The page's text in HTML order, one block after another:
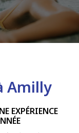
Amilly
EXPÉRIENCE